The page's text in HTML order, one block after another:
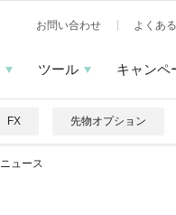
お問い合わせ よくあ
ツール キャンペ
FX 先物オプション
ニュース